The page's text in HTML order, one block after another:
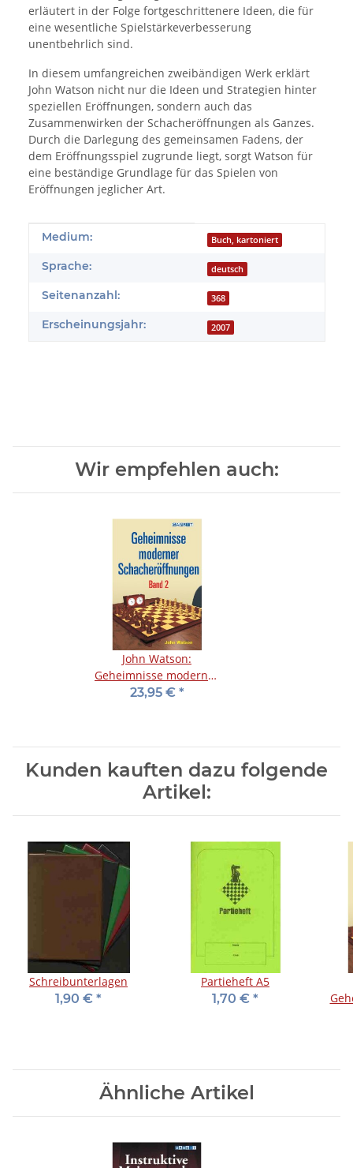
erläutert in der Folge fortgeschrittenere Ideen, die für
eine wesentliche Spielstärkeverbesserung
unentbehrlich sind.
In diesem umfangreichen zweibändigen Werk erklärt
John Watson nicht nur die Ideen und Strategien hinter
speziellen Eröffnungen, sondern auch das
Zusammenwirken der Schacheröffnungen als Ganzes.
Durch die Darlegung des gemeinsamen Fadens, der
dem Eröffnungsspiel zugrunde liegt, sorgt Watson für
eine beständige Grundlage für das Spielen von
Eröffnungen jeglicher Art.
Produkteigenschaft
Wert
Medium: Buch, kartoniert
Sprache: deutsch
Seitenanzahl: 368
Erscheinungsjahr: 2007
Wir empfehlen auch:
John Watson:
Geheimnisse moderner
Schacheröffnungen 2
23,95 € *
Kunden kauften dazu folgende
Artikel:
Schreibunterlagen
1,90 € *
Partieheft A5
1,70 € *
Ähnliche Artikel